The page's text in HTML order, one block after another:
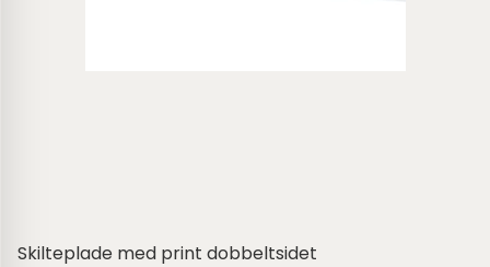
Skilteplade med print dobbeltsidet